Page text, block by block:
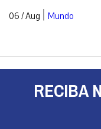
06 / Aug | Mundo
RECIBA